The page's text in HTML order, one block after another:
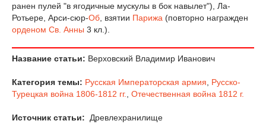
ранен пулей "в ягодичные мускулы в бок навылет"), Ла-
Ротьере, Арси-сюр-Об, взятии Парижа (повторно награжден
орденом Св. Анны 3 кл.).
Название статьи: Верховский Владимир Иванович
Категория темы: Русская Императорская армия, Русско-
Турецкая война 1806-1812 гг., Отечественная война 1812 г.
Источник статьи: Древлехранилище